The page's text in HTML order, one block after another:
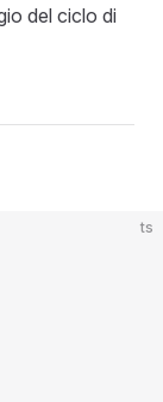
del ciclo di
ts